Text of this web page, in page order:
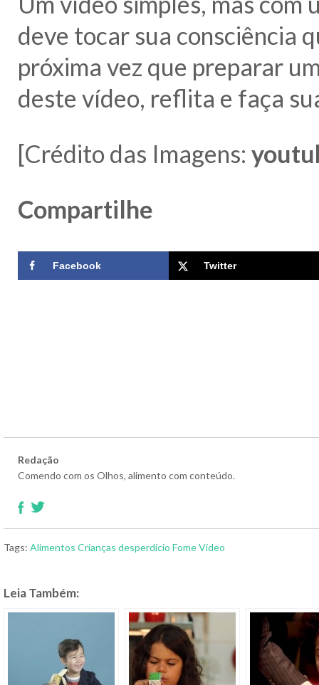
deve tocar sua consciência
próxima vez que preparar
deste vídeo, reflita e faça
[Crédito das Imagens:
Compartilhe
Facebook Twitter
Redação
Comendo com os Olhos, alimento com conteúdo.
Tags: Alimentos Crianças desperdício FomeVídeo
Leia Também: